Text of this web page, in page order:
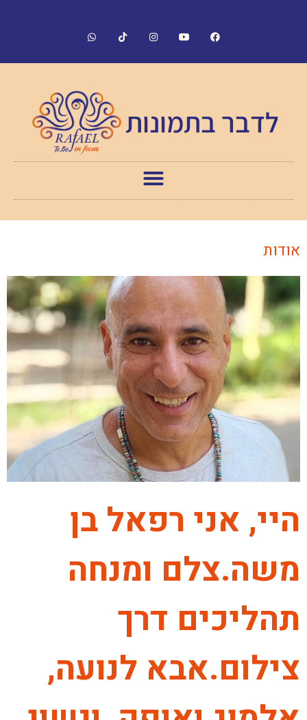
לדבר בתמונות
אודות
היי, אני רפאל בן
משה.צלם ומנחה
תהליכים דרך
צילום.אבא לנועה,